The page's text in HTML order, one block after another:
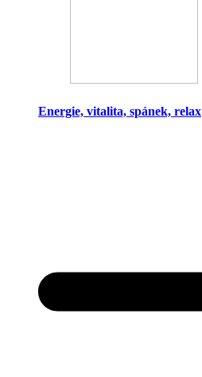
Energie, vitalita, spánek, relax